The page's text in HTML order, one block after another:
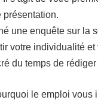
présentation.
une enquête sur la
votre individualité
du temps de
le emploi